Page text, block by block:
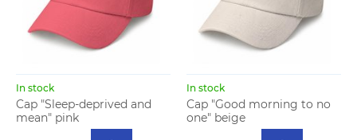
In stock
Cap "Sleep-deprived and
mean" pink
In stock
Cap "Good morning to no
one" beige